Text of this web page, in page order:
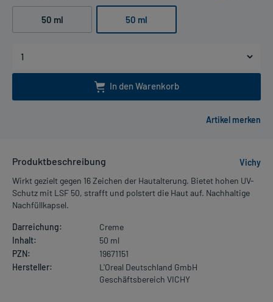
50 ml 50 ml
In den Warenkorb
Produktbeschreibung
Vichy
Wirkt gezielt gegen 16 Zeichen der Hautalterung. Bietet hohen UV-
Schutz mit LSF 50, strafft und polstert die Haut auf. Nachhaltige
Nachfüllkapsel.
Darreichung:
Creme
Inhalt:
50 ml
PZN:
19671151
Hersteller:
L'Oreal Deutschland GmbH
Geschäftsbereich VICHY